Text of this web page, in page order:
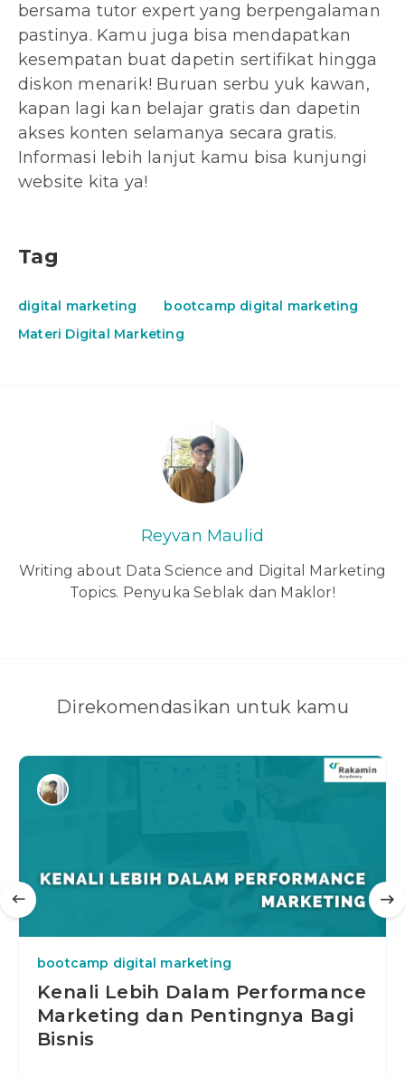
bersama tutor expert yang berpengalaman
pastinya. Kamu juga bisa mendapatkan
kesempatan buat dapetin sertifikat hingga
diskon menarik! Buruan serbu yuk kawan,
kapan lagi kan belajar gratis dan dapetin
akses konten selamanya secara gratis.
Informasi lebih lanjut kamu bisa kunjungi
website kita ya!
Tag
digital marketing
bootcamp digital marketing
Materi Digital Marketing
Reyvan Maulid
Writing about Data Science and Digital Marketing
Topics. Penyuka Seblak dan Maklor!
Direkomendasikan untuk kamu
bootcamp digital marketing
Kenali Lebih Dalam Performance
Marketing dan Pentingnya Bagi
Bisnis